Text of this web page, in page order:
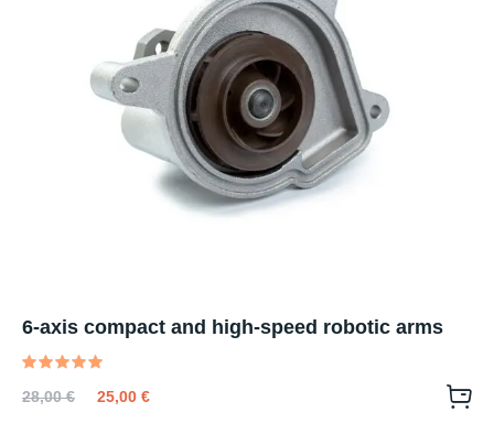
6-axis compact and high-speed robotic arms
5.00
28,00€ 25,00 €